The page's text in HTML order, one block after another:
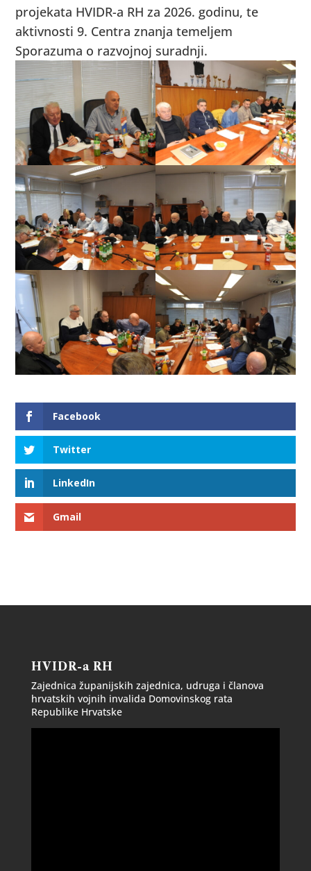
projekata HVIDR-a RH za 2026. godinu, te
aktivnosti 9. Centra znanja temeljem
Sporazuma o razvojnoj suradnji.
Facebook
Twitter
LinkedIn
Gmail
HVIDR-a RH
Zajednica županijskih zajednica, udruga i članova
hrvatskih vojnih invalida Domovinskog rata
Republike Hrvatske